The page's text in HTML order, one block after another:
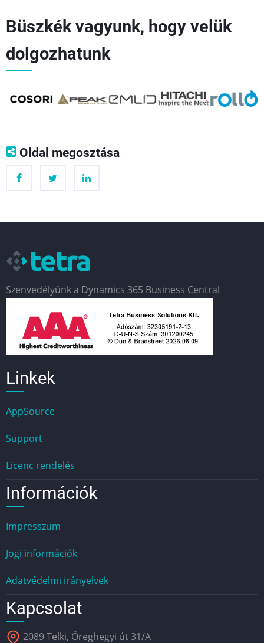
Büszkék vagyunk, hogy velük
dolgozhatunk
👈
👉Oldal megosztása
Szenvedélyünk a Dynamics 365 Business Central
Linkek
AppSource
Support
Licenc rendelés
Információk
Impresszum
Jogi információk
Adatvédelmi irányelvek
Kapcsolat
2089 Telki, Öreghegyi út 31/A